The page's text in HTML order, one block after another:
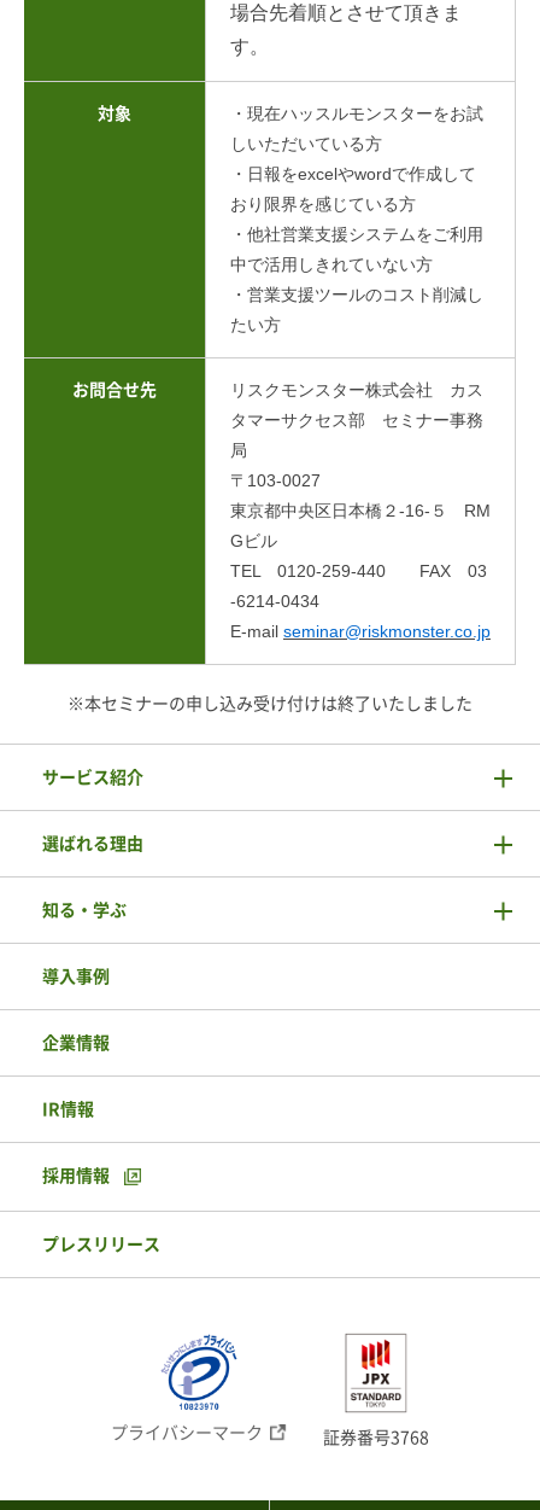
場合先着順とさせて頂きま
す。
対象
・現在ハッスルモンスターをお試
しいただいている方
・日報をexcelやwordで作成して
おり限界を感じている方
・他社営業支援システムをご利用
中で活用しきれていない方
・営業支援ツールのコスト削減し
たい方
お問合せ先
リスクモンスター株式会社 カス
タマーサクセス部 セミナー事務
局
〒103-0027
東京都中央区日本橋２-16-５ RM
Gビル
TEL 0120-259-440 FAX 03
-6214-0434
E-mail seminar@riskmonster.co.jp
※本セミナーの申し込み受け付けは終了いたしました
サービス紹介
選ばれる理由
知る・学ぶ
導入事例
企業情報
IR情報
採用情報
プレスリリース
プライバシーマーク 証券番号3768